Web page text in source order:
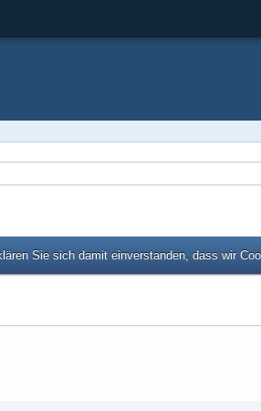
Sie sich damit einverstanden, dass wir